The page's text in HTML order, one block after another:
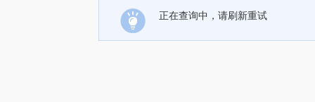
正在查询中，请刷新重试